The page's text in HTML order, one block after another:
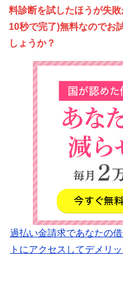
料診断を試したほうが失
10秒で完了)無料なのでお
しょうか？
過払い金請求であなたの
トにアクセスしてデメリ